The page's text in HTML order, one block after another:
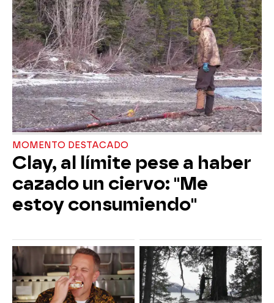
MOMENTO DESTACADO
Clay, al límite pese a haber
cazado un ciervo: "Me
estoy consumiendo"